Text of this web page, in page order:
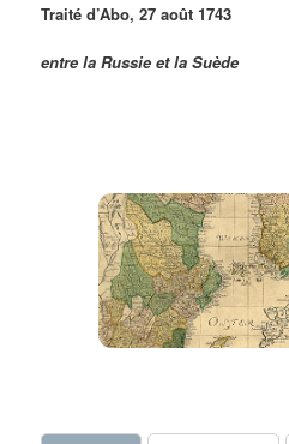
Martens, R., t. I, n° 2, pp. 12-14
Traité d’Abo, 27 août 1743
entre la Russie et la Suède